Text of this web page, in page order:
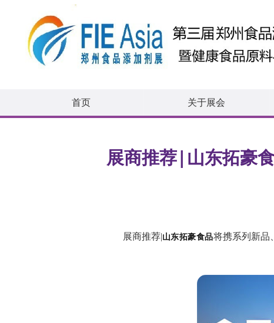
首页 关于展会
展商推荐|山东拓豪
展商推荐|山东拓豪食品将携系列新品